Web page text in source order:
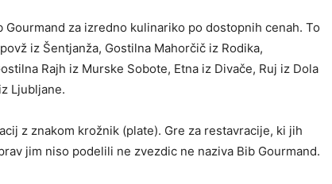
za izredno kulinariko po dostopnih cenah. To
iz Šentjanža, Gostilna Mahorčič iz Rodika,
Rajh iz Murske Sobote, Etna iz Divače, Ruj iz Dola
Ljubljane.
z znakom krožnik (plate). Gre za restavracije, ki jih
jim niso podelili ne zvezdic ne naziva Bib Gourmand.